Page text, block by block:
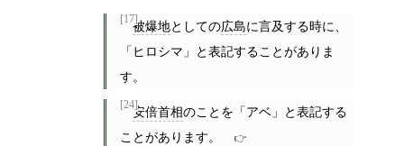
[17]被爆地としての広島に言及する時に、
「ヒロシマ」と表記することがありま
す。
[24]安倍首相のことを「アベ」と表記する
ことがあります。